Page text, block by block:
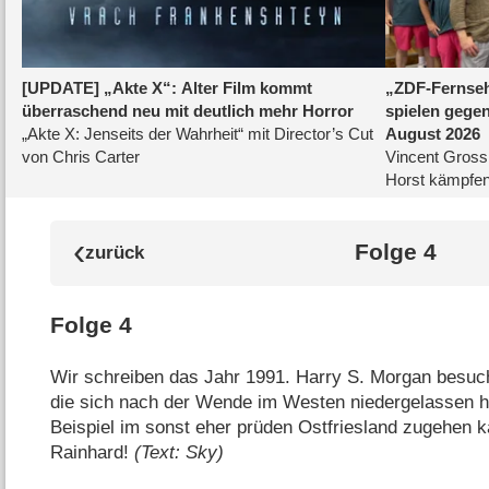
Folge 4
Folge 4
Wir schreiben das Jahr 1991. Harry S. Morgan
die sich nach der Wende im Westen niedergelassen
Beispiel im sonst eher prüden Ostfriesland zugehen
Rainhard!(Text: Sky)